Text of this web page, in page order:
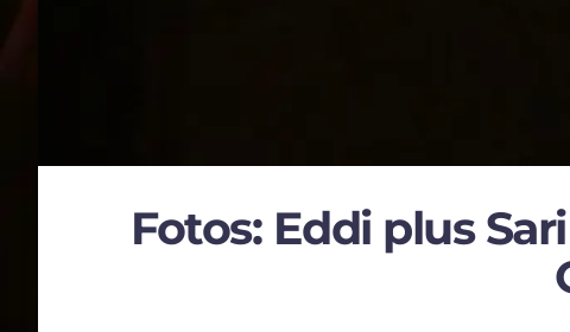
Fotos: Eddi plus